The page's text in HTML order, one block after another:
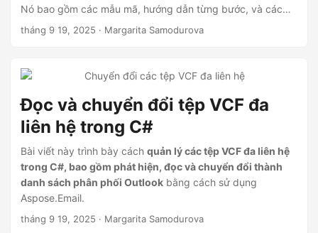
Nó bao gồm các mẫu mã, hướng dẫn từng bước, và các
điểm nổi bật để cải thiện quy trình làm việc với dữ liệu liên
tháng 9 19, 2025 · Margarita Samodurova
Đọc và chuyển đổi tệp VCF đa
liên hệ trong C#
Bài viết này trình bày cách quản lý các tệp VCF đa liên hệ
trong C#, bao gồm phát hiện, đọc và chuyển đổi thành
danh sách phân phối Outlook bằng cách sử dụng
Aspose.Email.
tháng 9 19, 2025 · Margarita Samodurova